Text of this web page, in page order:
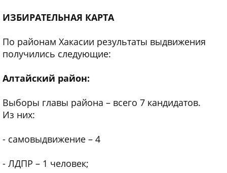
ИЗБИРАТЕЛЬНАЯ КАРТА
По районам Хакасии результаты выдвижения
получились следующие:
Алтайский район:
Выборы главы района – всего 7 кандидатов.
Из них:
- самовыдвижение – 4
- ЛДПР – 1 человек;